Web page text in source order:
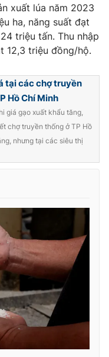
video
sản
Việt
bằng AI
xuất lúa năm 2023
ha, năng suất đạt
triệu tấn. Thu nhập
12,3 triệu đồng/hộ.
tại các chợ truyền
Hồ Chí Minh
giá gạo xuất khẩu tăng,
chợ truyền thống ở TP Hồ
nhưng tại các siêu thị